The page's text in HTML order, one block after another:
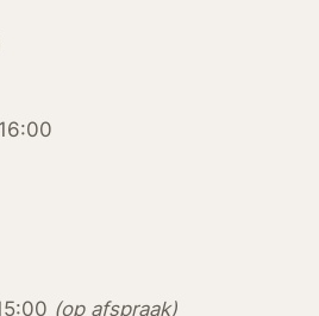
(op afspraak)